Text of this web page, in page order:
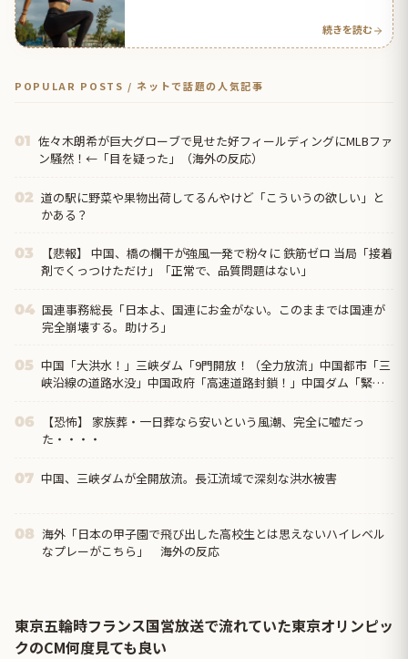
続きを読む
POPULAR POSTS / ネットで話題の人気記事
01 佐々木朗希が巨大グローブで見せた好フィールディングにMLBファ
ン騒然！←「目を疑った」（海外の反応）
02 道の駅に野菜や果物出荷してるんやけど「こういうの欲しい」と
かある？
03
【悲報】 中国、橋の欄干が強風一発で粉々に 鉄筋ゼロ 当局「接着
剤でくっつけただけ」「正常で、品質問題はない」
04 国連事務総長「日本よ、国連にお金がない。このままでは国連が
完全崩壊する。助けろ」
05 中国「大洪水！」三峡ダム「9門開放！（全力放流」中国都市「三
峡沿線の道路水没」中国政府「高速道路封鎖！」中国ダム「緊急
06
【恐怖】 家族葬・一日葬なら安いという風潮、完全に嘘だっ
た・・・・
07 中国、三峡ダムが全開放流。長江流域で深刻な洪水被害
08 海外「日本の甲子園で飛び出した高校生とは思えないハイレベル
なプレーがこちら」 海外の反応
東京五輪時フランス国営放送で流れていた東京オリンピッ
クのCM何度見ても良い